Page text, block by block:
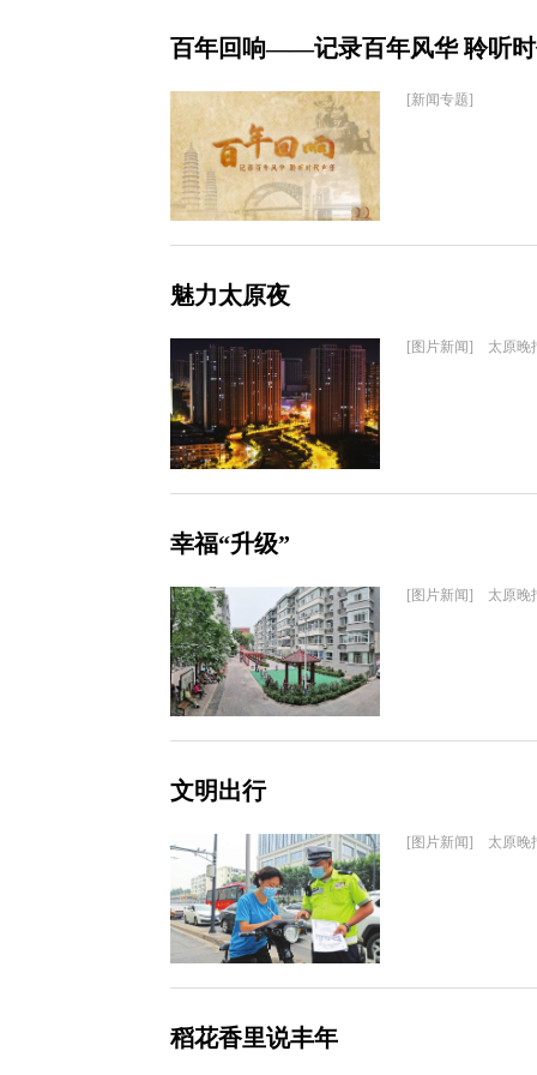
百年回响——记录百年风华 聆听
[新闻专题]
魅力太原夜
[图片新闻] 太原晚
幸福“升级”
[图片新闻] 太原晚
文明出行
[图片新闻] 太原晚
稻花香里说丰年